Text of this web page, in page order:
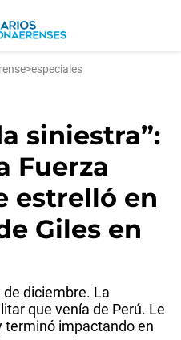
>especiales
siniestra”:
Fuerza
estrelló en
Giles en
diciembre. La
que venía de Perú. Le
impactando en